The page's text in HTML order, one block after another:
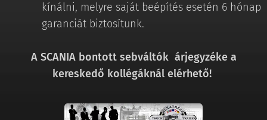
kínálni, melyre saját beépítés esetén 6 hónap
garanciát biztosítunk.
A SCANIA bontott sebváltók árjegyzéke a
kereskedő kollégáknál elérhető!